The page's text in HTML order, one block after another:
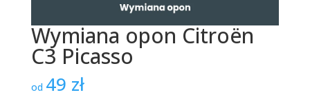
Wymiana opon Citroën
C3 Picasso
od 49 zł